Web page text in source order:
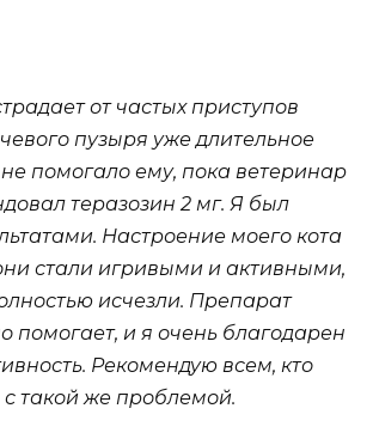
от частых приступов
пузыря уже длительное
помогало ему, пока ветеринар
теразозин 2 мг. Я был
Настроение моего кота
стали игривыми и активными,
исчезли. Препарат
помогает, и я очень благодарен
Рекомендую всем, кто
с такой же проблемой.